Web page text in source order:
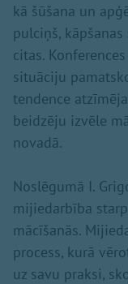
kā šūšana un
pulciņš,
citas.
situāciju
tendence
beidzēju izvēle
novadā.
Noslēgumā I.
mijiedarbība
mācīšanās.
process, kurā
uz savu praksi,